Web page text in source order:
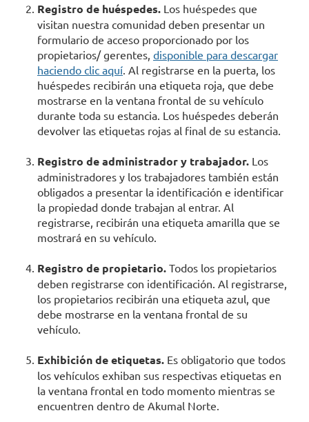
Registro de huéspedes. Los huéspedes que
visitan nuestra comunidad deben presentar un
formulario de acceso proporcionado por los
propietarios/ gerentes, disponible para descargar
haciendo clic aquí . Al registrarse en la puerta, los
huéspedes recibirán una etiqueta roja, que debe
mostrarse en la ventana frontal de su vehículo
durante toda su estancia. Los huéspedes deberán
devolver las etiquetas rojas al final de su estancia.
Registro de administrador y trabajador. Los
administradores y los trabajadores también están
obligados a presentar la identificación e identificar
la propiedad donde trabajan al entrar. Al
registrarse, recibirán una etiqueta amarilla que se
mostrará en su vehículo.
Registro de propietario. Todos los propietarios
deben registrarse con identificación. Al registrarse,
los propietarios recibirán una etiqueta azul, que
debe mostrarse en la ventana frontal de su
vehículo.
Exhibición de etiquetas. Es obligatorio que todos
los vehículos exhiban sus respectivas etiquetas en
la ventana frontal en todo momento mientras se
encuentren dentro de Akumal Norte.